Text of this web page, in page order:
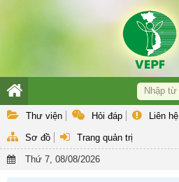
Thư viện Hỏi đáp Liên hệ
Sơ đồ Trang quản trị
Thứ 7, 08/08/2026
Hoạt động nghiệp vụ
Hợp tác quốc tế & GEF